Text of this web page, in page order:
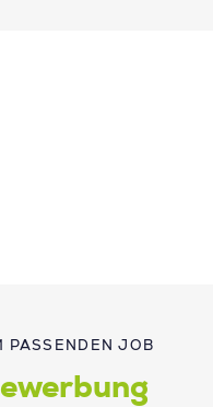
PASSENDEN JOB